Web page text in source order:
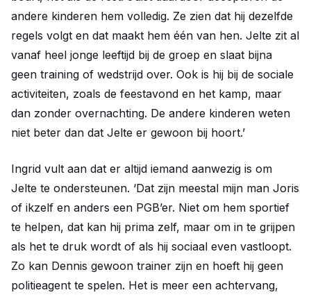
andere kinderen hem volledig. Ze zien dat hij dezelfde
regels volgt en dat maakt hem één van hen. Jelte zit al
vanaf heel jonge leeftijd bij de groep en slaat bijna
geen training of wedstrijd over. Ook is hij bij de sociale
activiteiten, zoals de feestavond en het kamp, maar
dan zonder overnachting. De andere kinderen weten
niet beter dan dat Jelte er gewoon bij hoort.’
Ingrid vult aan dat er altijd iemand aanwezig is om
Jelte te ondersteunen. ‘Dat zijn meestal mijn man Joris
of ikzelf en anders een PGB’er. Niet om hem sportief
te helpen, dat kan hij prima zelf, maar om in te grijpen
als het te druk wordt of als hij sociaal even vastloopt.
Zo kan Dennis gewoon trainer zijn en hoeft hij geen
politieagent te spelen. Het is meer een achtervang,